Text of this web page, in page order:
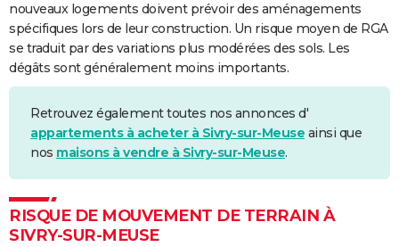
nouveaux logements doivent prévoir des aménagements
spécifiques lors de leur construction. Un risque moyen de RGA
se traduit par des variations plus modérées des sols. Les
dégâts sont généralement moins importants.
Retrouvez également toutes nos annonces d'
appartements à acheter à Sivry-sur-Meuse ainsi que
nos maisons à vendre à Sivry-sur-Meuse.
RISQUE DE MOUVEMENT DE TERRAIN À
SIVRY-SUR-MEUSE